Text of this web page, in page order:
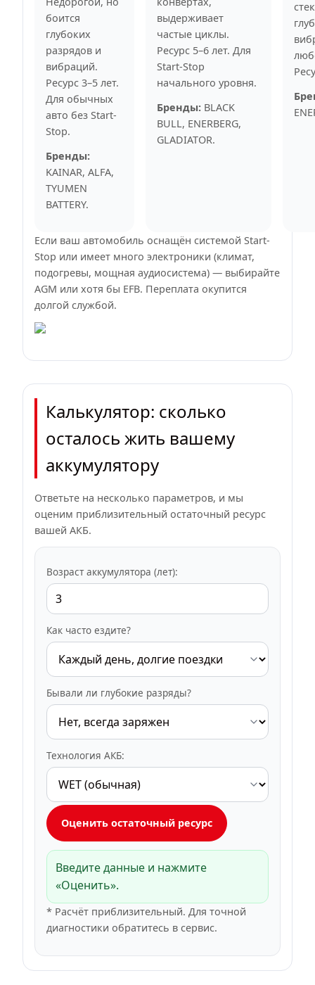
боится
глубоких
разрядов и
вибраций.
Ресурс 3–5 лет.
Для обычных
авто без Start-
Stop.
Бренды:
KAINAR, ALFA,
TYUMEN
BATTERY.
выдерживает
частые циклы.
Ресурс 5–6 лет. Для
Start-Stop
начального уровня.
Бренды: BLACK
BULL, ENERBERG,
GLADIATOR.
Если ваш автомобиль оснащён системой Start-
Stop или имеет много электроники (климат,
подогревы, мощная аудиосистема) — выбирайте
AGM или хотя бы EFB. Переплата окупится
долгой службой.
Калькулятор: сколько
осталось жить вашему
аккумулятору
Ответьте на несколько параметров, и мы
оценим приблизительный остаточный ресурс
вашей АКБ.
Возраст аккумулятора (лет):
Как часто ездите?
Бывали ли глубокие разряды?
Технология АКБ:
Оценить остаточный ресурс
Введите данные и нажмите
«Оценить».
* Расчёт приблизительный. Для точной
диагностики обратитесь в сервис.